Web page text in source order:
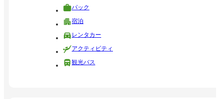
パック
宿泊
レンタカー
アクティビティ
観光バス